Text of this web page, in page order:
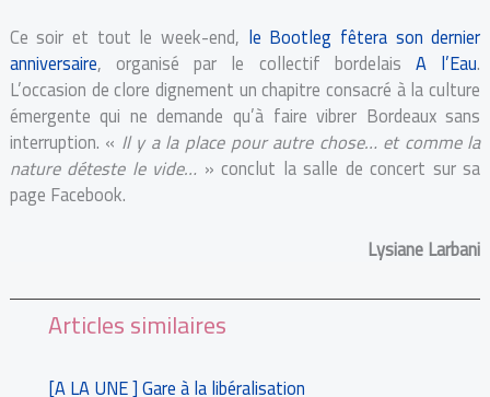
Ce soir et tout le week-end, le Bootleg fêtera son dernier
anniversaire, organisé par le collectif bordelais A l’Eau.
L’occasion de clore dignement un chapitre consacré à la culture
émergente qui ne demande qu’à faire vibrer Bordeaux sans
interruption. « Il y a la place pour autre chose… et comme la
nature déteste le vide… » conclut la salle de concert sur sa
page Facebook.
Lysiane Larbani
Articles similaires
[A LA UNE ] Gare à la libéralisation